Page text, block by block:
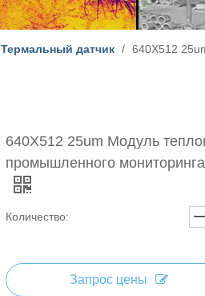
Термальный датчик / 640X512
640X512 25um Модуль
промышленного
Количество:
Запрос цены